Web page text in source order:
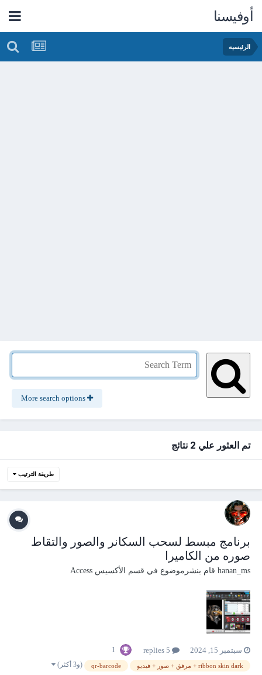
أوفيسنا
الرئيسيه
تم العثور علي 2 نتائج
طريقة الترتيب
برنامج مبسط لسحب السكانر والصور والتقاط
صوره من الكاميرا
hanan_ms قام بنشرموضوع في قسم الأكسيس Access
سبتمبر 15, 2024 1
ribbon skin dark + مرفق + صور + فيديو qr-barcode (و3 أكثر)